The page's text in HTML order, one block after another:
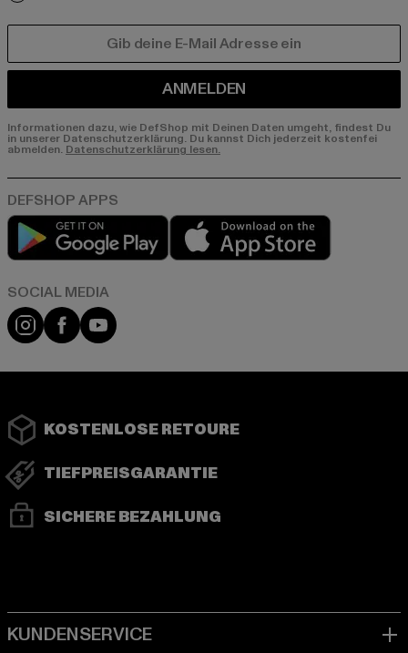
ANMELDEN
Informationen dazu, wie DefShop mit Deinen Daten umgeht, findest Du
in unserer Datenschutzerklärung. Du kannst Dich jederzeit kostenfei
abmelden. Datenschutzerklärung lesen.
Play market
Instagram
FacebookYouTube
KOSTENLOSE RETOURE
TIEFPREISGARANTIE
SICHERE BEZAHLUNG